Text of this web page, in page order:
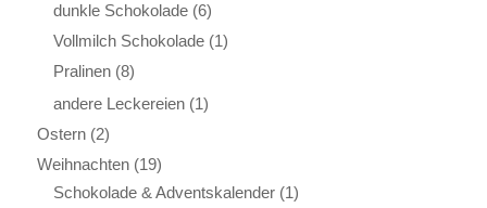
dunkle Schokolade (6)
Vollmilch Schokolade (1)
Pralinen (8)
andere Leckereien (1)
Ostern (2)
Weihnachten (19)
Schokolade & Adventskalender (1)